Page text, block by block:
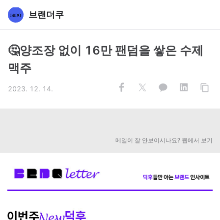
브랜더쿠
🤔양조장 없이 16만 팬덤을 쌓은 수제
맥주
2023. 12. 14.
메일이 잘 안보이시나요? 웹에서 보기